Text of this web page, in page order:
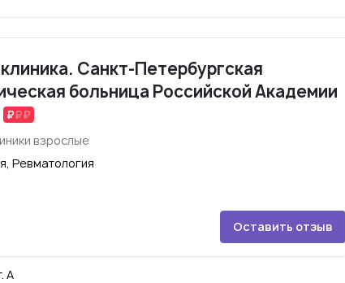
Санкт-Петербургская
больница Российской Академии
взрослые
Ревматология
Оставить отзыв
А